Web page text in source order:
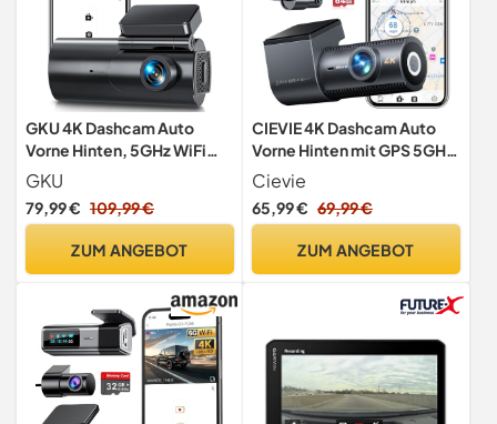
GKU 4K Dashcam Auto
Vorne Hinten, 5GHz WiFi
Dashcam mit 64GB SD
Karte, Auto Kamera mit
Parküberwachung, Super
Weitwinkel, G-Sensor,
Steuerung, Max 256GB
GKU
79,99 € 109,99 €
ZUM ANGEBOT
CIEVIE 4K Dashcam Auto
Vorne Hinten mit GPS 5GHz
WiFi, mit 64GB SD Karte
Cievie
65,99 € 69,99 €
ZUM ANGEBOT